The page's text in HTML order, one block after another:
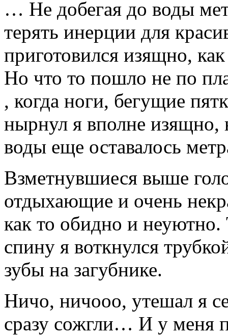
… Не добегая до воды
терять инерции для
приготовился изящно,
Но что то пошло не по
, когда ноги, бегущие
нырнул я вполне изящно,
воды еще оставалось
Взметнувшиеся выше
отдыхающие и очень
как то обидно и
спину я воткнулся
зубы на загубнике.
Ничо, ничооо, утешал я
сразу сожгли… И у меня